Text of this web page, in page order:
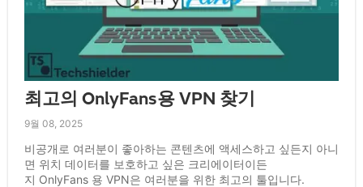
최고의 OnlyFans용 VPN 찾기
9월 08, 2025
비공개로 여러분이 좋아하는 콘텐츠에 액세스하고 싶든지 아니
면 위치 데이터를 보호하고 싶은 크리에이터이든
지 OnlyFans 용 VPN은 여러분을 위한 최고의 툴입니다.